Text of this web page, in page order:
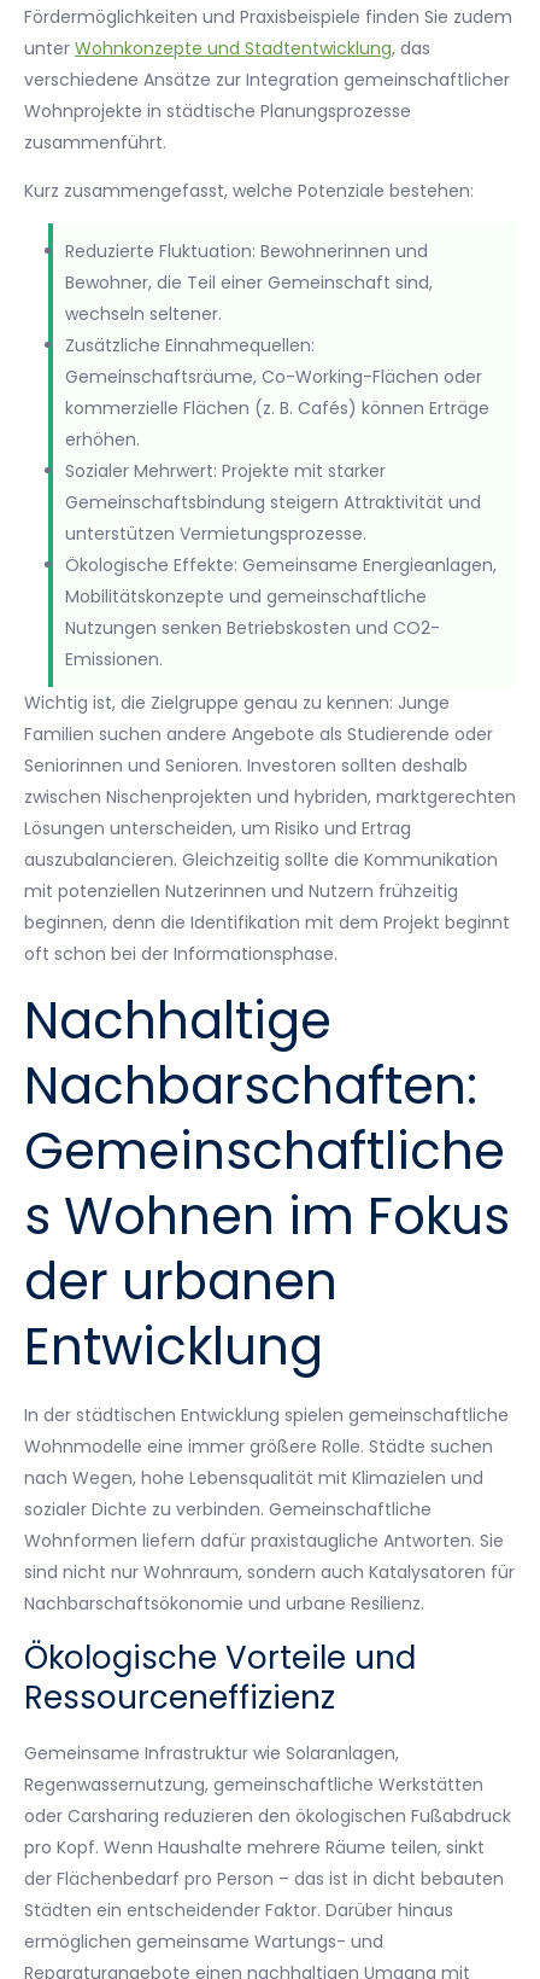
Fördermöglichkeiten und Praxisbeispiele finden Sie zudem
unter Wohnkonzepte und Stadtentwicklung, das
verschiedene Ansätze zur Integration gemeinschaftlicher
Wohnprojekte in städtische Planungsprozesse
zusammenführt.
Kurz zusammengefasst, welche Potenziale bestehen:
Reduzierte Fluktuation: Bewohnerinnen und
Bewohner, die Teil einer Gemeinschaft sind,
wechseln seltener.
Zusätzliche Einnahmequellen:
Gemeinschaftsräume, Co-Working-Flächen oder
kommerzielle Flächen (z. B. Cafés) können Erträge
erhöhen.
Sozialer Mehrwert: Projekte mit starker
Gemeinschaftsbindung steigern Attraktivität und
unterstützen Vermietungsprozesse.
Ökologische Effekte: Gemeinsame Energieanlagen,
Mobilitätskonzepte und gemeinschaftliche
Nutzungen senken Betriebskosten und CO2-
Emissionen.
Wichtig ist, die Zielgruppe genau zu kennen: Junge
Familien suchen andere Angebote als Studierende oder
Seniorinnen und Senioren. Investoren sollten deshalb
zwischen Nischenprojekten und hybriden, marktgerechten
Lösungen unterscheiden, um Risiko und Ertrag
auszubalancieren. Gleichzeitig sollte die Kommunikation
mit potenziellen Nutzerinnen und Nutzern frühzeitig
beginnen, denn die Identifikation mit dem Projekt beginnt
oft schon bei der Informationsphase.
Nachhaltige
Nachbarschaften:
Gemeinschaftliche
s Wohnen im Fokus
der urbanen
Entwicklung
In der städtischen Entwicklung spielen gemeinschaftliche
Wohnmodelle eine immer größere Rolle. Städte suchen
nach Wegen, hohe Lebensqualität mit Klimazielen und
sozialer Dichte zu verbinden. Gemeinschaftliche
Wohnformen liefern dafür praxistaugliche Antworten. Sie
sind nicht nur Wohnraum, sondern auch Katalysatoren für
Nachbarschaftsökonomie und urbane Resilienz.
Ökologische Vorteile und
Ressourceneffizienz
Gemeinsame Infrastruktur wie Solaranlagen,
Regenwassernutzung, gemeinschaftliche Werkstätten
oder Carsharing reduzieren den ökologischen Fußabdruck
pro Kopf. Wenn Haushalte mehrere Räume teilen, sinkt
der Flächenbedarf pro Person – das ist in dicht bebauten
Städten ein entscheidender Faktor. Darüber hinaus
ermöglichen gemeinsame Wartungs- und
Reparaturangebote einen nachhaltigen Umgang mit